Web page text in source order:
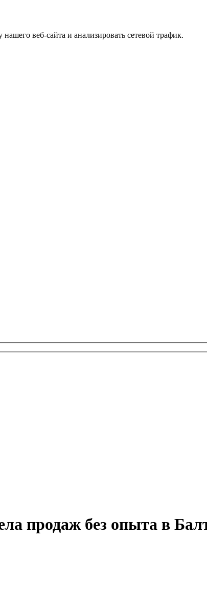
веб-сайта и анализировать сетевой трафик.
продаж без опыта в